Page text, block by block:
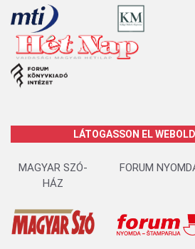
LÁTOGASSON EL
MAGYAR SZÓ-
HÁZ
FORUM